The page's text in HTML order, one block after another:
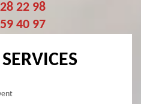
22 98
40 97